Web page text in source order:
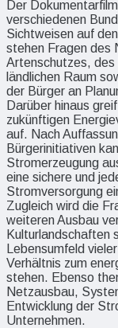
Der
verschiedenen
Sichtweisen auf
stehen Fragen des
Artenschutzes,
ländlichen Raum
der Bürger an
Darüber hinaus
zukünftigen
auf. Nach
Bürgerinitiativen
Stromerzeugung
eine sichere und
Stromversorgung
Zugleich wird die
weiteren Ausbau
Kulturlandschaften
Lebensumfeld
Verhältnis zum
stehen. Ebenso
Netzausbau,
Entwicklung der
Unternehmen.